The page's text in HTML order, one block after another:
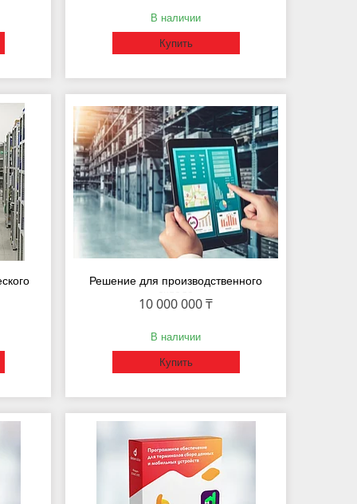
В наличии
Купить
Решение для производственного
10 000 000 ₸
В наличии
Купить